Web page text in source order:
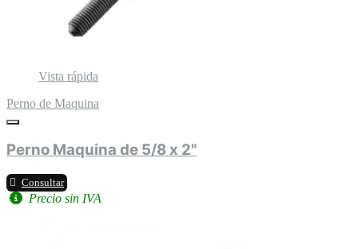
Vista rápida
Perno de Maquina
Perno Maquina de 5/8 x 2"
Consultar
Precio sin IVA